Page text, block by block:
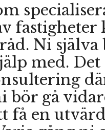
fastigheter
Ni själva
med. Det
gå
få en